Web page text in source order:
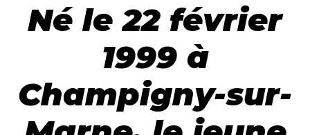
Né le 22 février
1999 à
Champigny-sur-